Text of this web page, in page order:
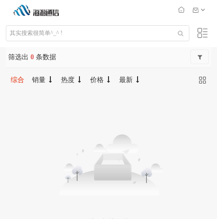
筛选出 0 条数据
综合 销量 热度 价格 最新